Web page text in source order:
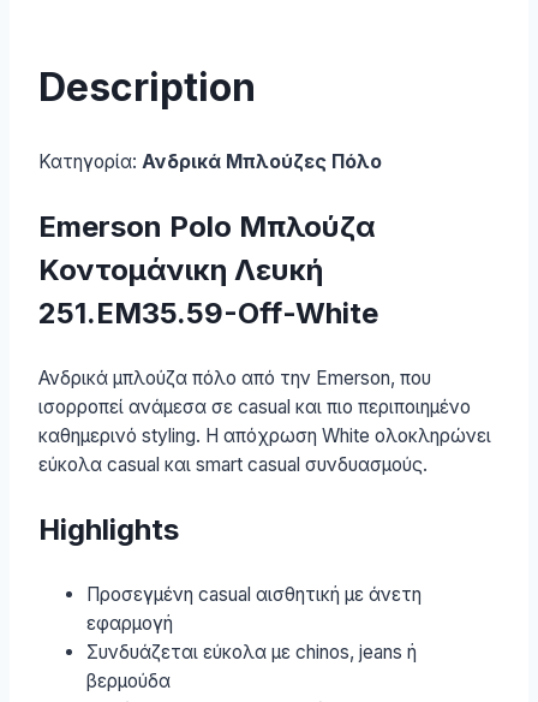
Description
Κατηγορία: Ανδρικά Μπλούζες Πόλο
Emerson Polo Μπλούζα
Κοντομάνικη Λευκή
251.EM35.59-Off-White
Ανδρικά μπλούζα πόλο από την Emerson, που
ισορροπεί ανάμεσα σε casual και πιο περιποιημένο
καθημερινό styling. Η απόχρωση White ολοκληρώνει
εύκολα casual και smart casual συνδυασμούς.
Highlights
Προσεγμένη casual αισθητική με άνετη
εφαρμογή
Συνδυάζεται εύκολα με chinos, jeans ή
βερμούδα